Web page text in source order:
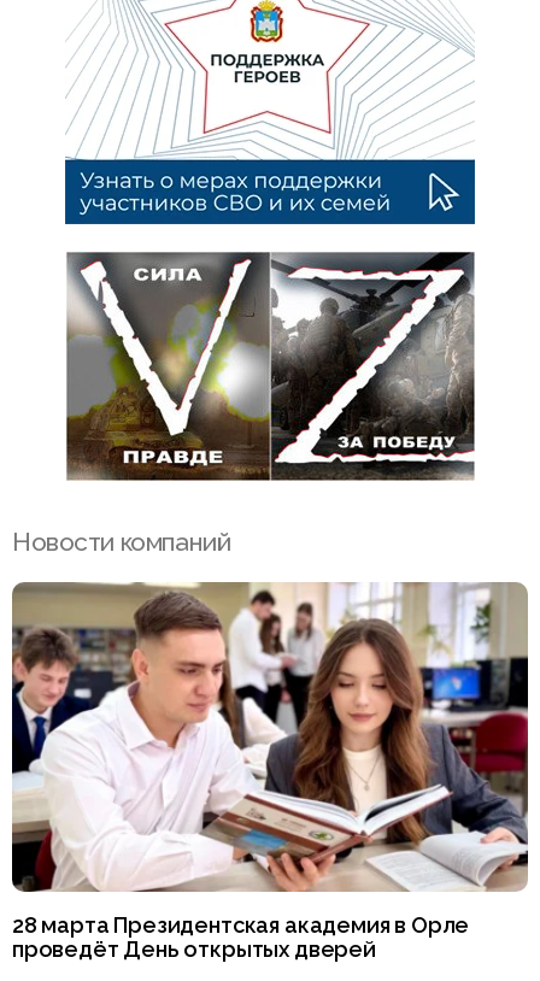
Новости компаний
28 марта Президентская академия в Орле
проведёт День открытых дверей